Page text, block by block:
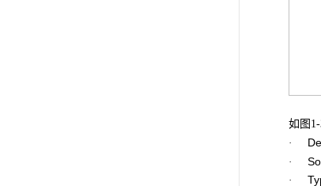
如 图
·
·
·